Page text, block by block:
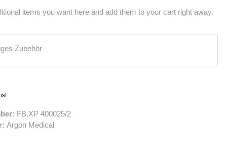
items you want here and add them to your cart right away.
Zubehör
FB.XP 400025/2
Argon Medical